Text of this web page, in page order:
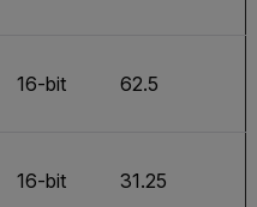
16-bit 62.5
16-bit 31.25